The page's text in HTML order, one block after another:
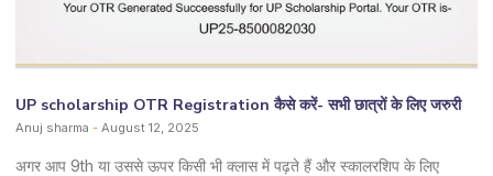
UP scholarship OTR Registration कैसे करें- सभी छात्रों के लिए जरुरी
Anuj sharma August 12, 2025
अगर आप 9th या उससे ऊपर किसी भी क्लास में पढ़ते हैं और स्कालरशिप के लिए